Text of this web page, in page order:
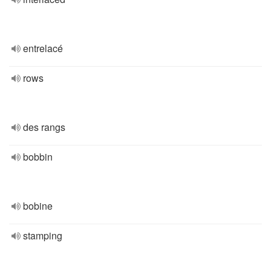
entrelacé
rows
des rangs
bobbin
bobine
stamping